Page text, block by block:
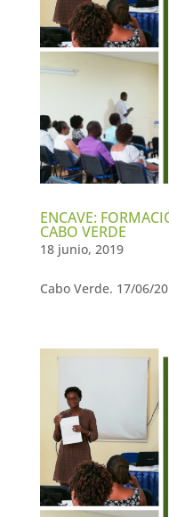
ENCAVE:
CABO VERDE
18 junio, 2019
Cabo Verde. 17/06/